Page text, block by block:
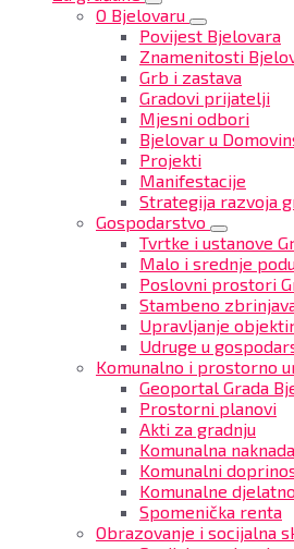
O Bjelovaru
Povijest Bjelovara
Znamenitosti
Grb i zastava
Gradovi prijatelji
Mjesni odbori
Bjelovar u
Projekti
Manifestacije
Strategija razvoja
Gospodarstvo
Tvrtke i ustanove
Malo i srednje
Poslovni prostori
Stambeno
Upravljanje
Udruge u
Komunalno i prostorno
Geoportal Grada
Prostorni planovi
Akti za gradnju
Komunalna naknada
Komunalni
Komunalne
Spomenička renta
Obrazovanje i socijalna